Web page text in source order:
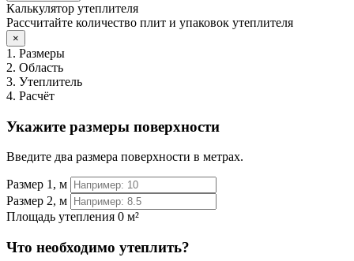
Калькулятор утеплителя
Рассчитайте количество плит и упаковок утеплителя
×
1. Размеры
2. Область
3. Утеплитель
4. Расчёт
Укажите размеры поверхности
Введите два размера поверхности в метрах.
Размер 1, м
Размер 2, м
Площадь утепления 0 м²
Что необходимо утеплить?